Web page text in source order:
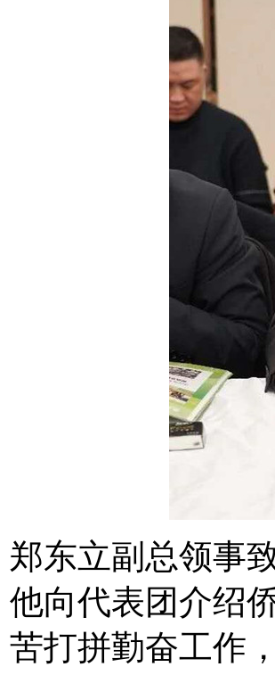
郑东立副总领事
他向代表团介绍
苦打拼勤奋工作